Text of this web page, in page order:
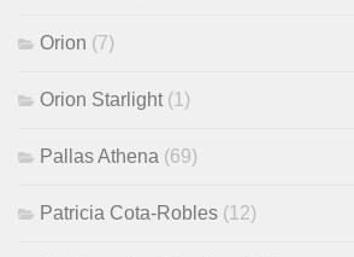
Orion (7)
Orion Starlight (1)
Pallas Athena (69)
Patricia Cota-Robles (12)